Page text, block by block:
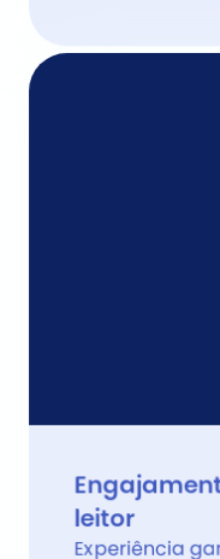
leitor
Experiência